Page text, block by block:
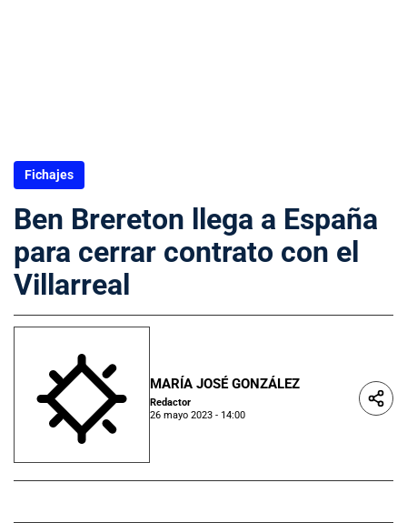
Fichajes
Ben Brereton llega a España
para cerrar contrato con el
Villarreal
MARÍA JOSÉ GONZÁLEZ
Redactor
26 mayo 2023 - 14:00